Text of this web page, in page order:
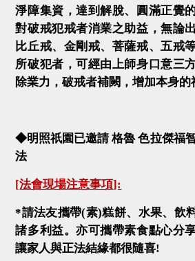
淨障集資，達到解脫、圓滿正覺
對破戒犯戒者消業之助益，無論
比丘戒、金剛戒、菩薩戒、五戒
所破犯者，可經由上師身口意三
除業力，破戒者補闕，增加本身的
◆明照祇園已邀請 格魯 色拉傑福
法
[法會現場注意事項]:
*請法友攜帶(素)糕餅、水果、飲
諸多利益。亦可攜帶素食點心分
讓家人與正法結緣都很隨喜!